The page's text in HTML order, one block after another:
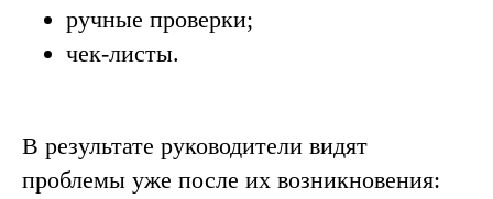
ручные проверки;
чек-листы.
В результате руководители видят
проблемы уже после их возникновения: